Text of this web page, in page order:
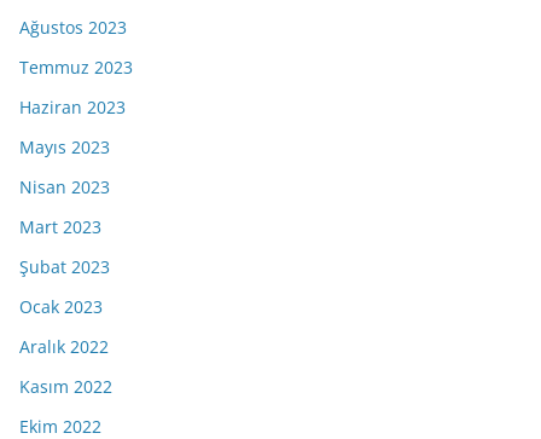
Ağustos 2023
Temmuz 2023
Haziran 2023
Mayıs 2023
Nisan 2023
Mart 2023
Şubat 2023
Ocak 2023
Aralık 2022
Kasım 2022
Ekim 2022